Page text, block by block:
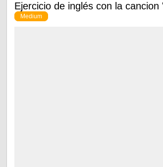
Ejercicio de inglés con la cancion
Medium